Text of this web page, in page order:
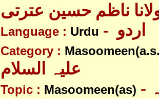
ناظم حسین عترتی
Language : Urdu
Category :
Topic : Masoomeen(as) - معصومین علیہ